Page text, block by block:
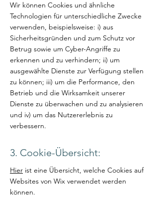
Wir können Cookies und ähnliche
Technologien für unterschiedliche Zwecke
verwenden, beispielsweise: i) aus
Sicherheitsgründen und zum Schutz vor
Betrug sowie um Cyber-Angriffe zu
erkennen und zu verhindern; ii) um
ausgewählte Dienste zur Verfügung stellen
zu können; iii) um die Performance, den
Betrieb und die Wirksamkeit unserer
Dienste zu überwachen und zu analysieren
und iv) um das Nutzererlebnis zu
verbessern.
3. Cookie-Übersicht:
Hier ist eine Übersicht, welche Cookies auf
Websites von Wix verwendet werden
können.